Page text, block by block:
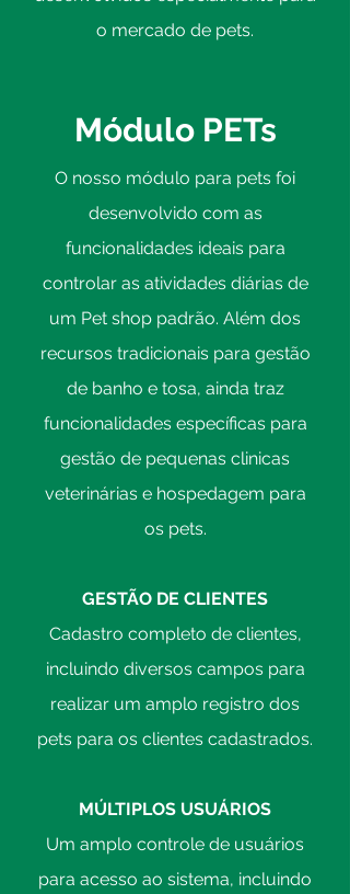
o mercado de pets.
Módulo PETs
O nosso módulo para pets foi
desenvolvido com as
funcionalidades ideais para
controlar as atividades diárias de
um Pet shop padrão. Além dos
recursos tradicionais para gestão
de banho e tosa, ainda traz
funcionalidades específicas para
gestão de pequenas clinicas
veterinárias e hospedagem para
os pets.
GESTÃO DE CLIENTES
Cadastro completo de clientes,
incluindo diversos campos para
realizar um amplo registro dos
pets para os clientes cadastrados.
MÚLTIPLOS USUÁRIOS
Um amplo controle de usuários
para acesso ao sistema, incluindo